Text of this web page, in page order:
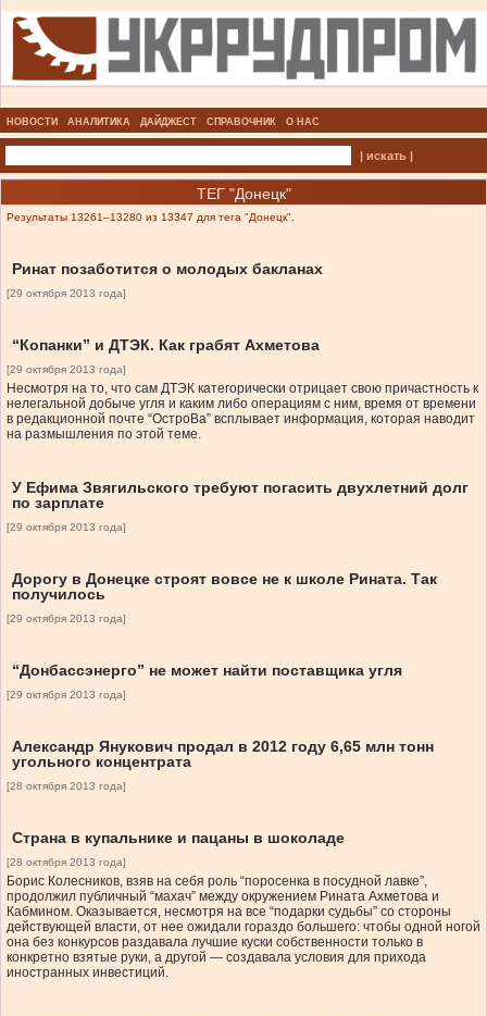
НОВОСТИ АНАЛИТИКА ДАЙДЖЕСТ СПРАВОЧНИК О НАС
| искать |
ТЕГ "Донецк"
Результаты 13261–13280 из 13347 для тега "Донецк".
Ринат позаботится о молодых бакланах
[29 октября 2013 года]
“Копанки” и ДТЭК. Как грабят Ахметова
[29 октября 2013 года]
Несмотря на то, что сам ДТЭК категорически отрицает свою причастность к
нелегальной добыче угля и каким либо операциям с ним, время от времени
в редакционной почте “ОстроВа” всплывает информация, которая наводит
на размышления по этой теме.
У Ефима Звягильского требуют погасить двухлетний долг
по зарплате
[29 октября 2013 года]
Дорогу в Донецке строят вовсе не к школе Рината. Так
получилось
[29 октября 2013 года]
“Донбассэнерго” не может найти поставщика угля
[29 октября 2013 года]
Александр Янукович продал в 2012 году 6,65 млн тонн
угольного концентрата
[28 октября 2013 года]
Страна в купальнике и пацаны в шоколаде
[28 октября 2013 года]
Борис Колесников, взяв на себя роль “поросенка в посудной лавке”,
продолжил публичный “махач” между окружением Рината Ахметова и
Кабмином. Оказывается, несмотря на все “подарки судьбы” со стороны
действующей власти, от нее ожидали гораздо большего: чтобы одной ногой
она без конкурсов раздавала лучшие куски собственности только в
конкретно взятые руки, а другой — создавала условия для прихода
иностранных инвестиций.